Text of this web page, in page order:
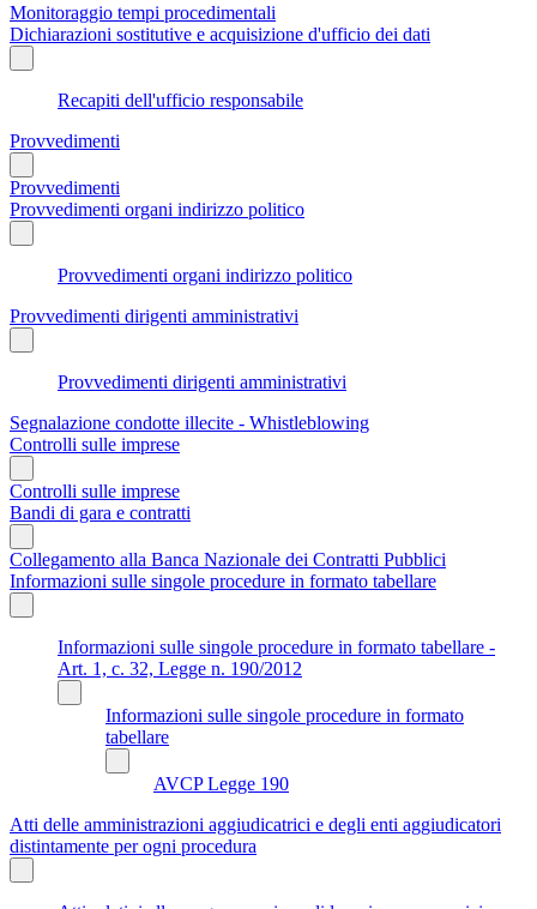
Monitoraggio tempi procedimentali
Dichiarazioni sostitutive e acquisizione d'ufficio dei dati
Recapiti dell'ufficio responsabile
Provvedimenti
Provvedimenti
Provvedimenti organi indirizzo politico
Provvedimenti organi indirizzo politico
Provvedimenti dirigenti amministrativi
Provvedimenti dirigenti amministrativi
Segnalazione condotte illecite - Whistleblowing
Controlli sulle imprese
Controlli sulle imprese
Bandi di gara e contratti
Collegamento alla Banca Nazionale dei Contratti Pubblici
Informazioni sulle singole procedure in formato tabellare
Informazioni sulle singole procedure in formato tabellare -
Art. 1, c. 32, Legge n. 190/2012
Informazioni sulle singole procedure in formato
tabellare
AVCP Legge 190
Atti delle amministrazioni aggiudicatrici e degli enti aggiudicatori
distintamente per ogni procedura